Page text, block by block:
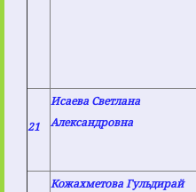
21
Исаева Светлана
Александровна
Кожахметова Гульдирай